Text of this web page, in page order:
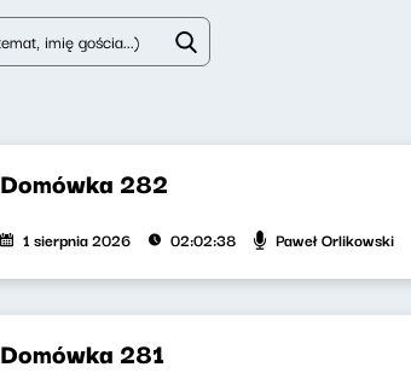
Domówka 282
1 sierpnia 2026 02:02:38 Paweł Orlikowski
Domówka 281